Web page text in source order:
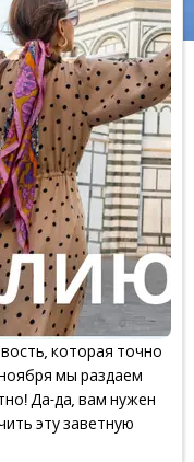
которая точно
мы раздаем
Да-да, вам нужен
эту заветную